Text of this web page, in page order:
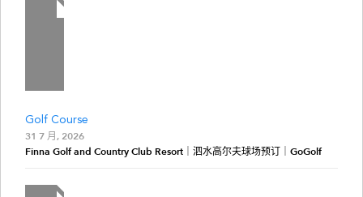
Golf Course
31 7 月, 2026
Finna Golf and Country Club Resort｜泗水高尔夫球场预订｜GoGolf